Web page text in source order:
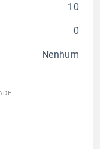
10
0
Nenhum